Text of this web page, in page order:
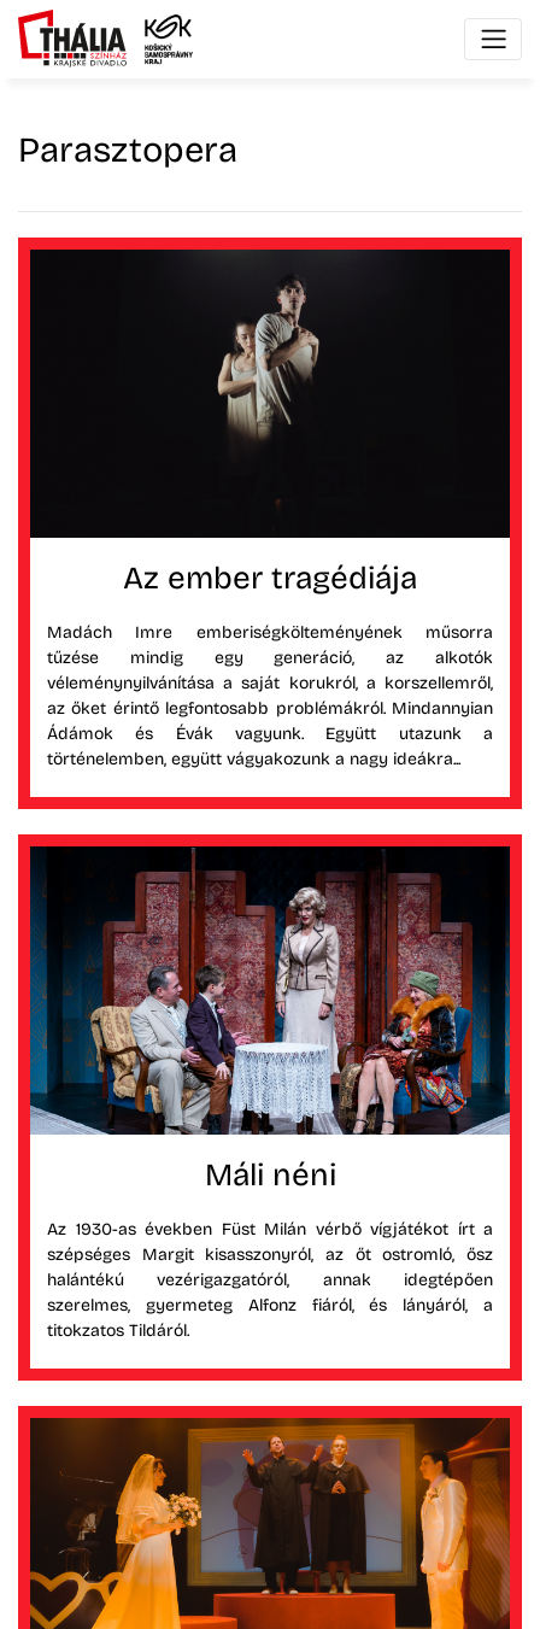
Parasztopera
Az ember tragédiája
Madách Imre emberiségkölteményének műsorra
tűzése mindig egy generáció, az alkotók
véleménynyilvánítása a saját korukról, a korszellemről,
az őket érintő legfontosabb problémákról. Mindannyian
Ádámok és Évák vagyunk. Együtt utazunk a
történelemben, együtt vágyakozunk a nagy ideákra...
Máli néni
Az 1930-as években Füst Milán vérbő vígjátékot írt a
szépséges Margit kisasszonyról, az őt ostromló, ősz
halántékú vezérigazgatóról, annak idegtépően
szerelmes, gyermeteg Alfonz fiáról, és lányáról, a
titokzatos Tildáról.